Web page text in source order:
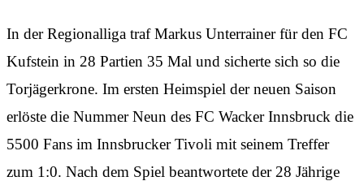
In der Regionalliga traf Markus Unterrainer für den FC
Kufstein in 28 Partien 35 Mal und sicherte sich so die
Torjägerkrone. Im ersten Heimspiel der neuen Saison
erlöste die Nummer Neun des FC Wacker Innsbruck die
5500 Fans im Innsbrucker Tivoli mit seinem Treffer
zum 1:0. Nach dem Spiel beantwortete der 28 Jährige